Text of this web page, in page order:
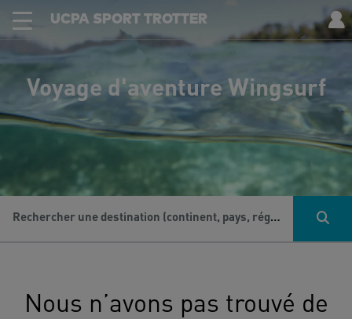
UCPA SPORT TROTTER
Voyage d'aventure Wingsurf
Rechercher une destination (continent, pays, région...), une activité...
Nous n’avons pas trouvé de